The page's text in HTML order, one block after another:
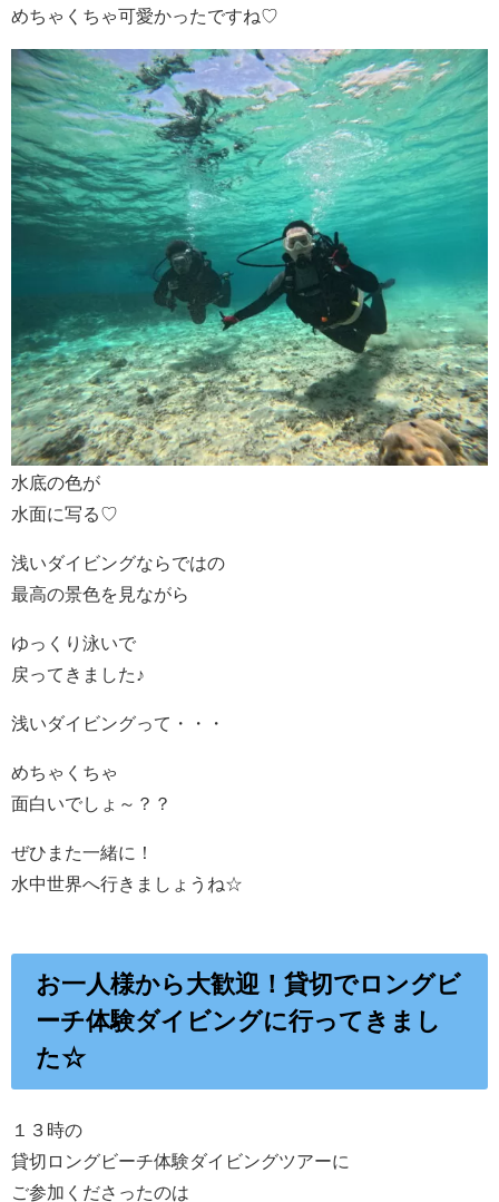
めちゃくちゃ可愛かったですね♡
水底の色が
水面に写る♡
浅いダイビングならではの
最高の景色を見ながら
ゆっくり泳いで
戻ってきました♪
浅いダイビングって・・・
めちゃくちゃ
面白いでしょ～？？
ぜひまた一緒に！
水中世界へ行きましょうね☆
お一人様から大歓迎！貸切でロングビ
ーチ体験ダイビングに行ってきまし
た☆
１３時の
貸切ロングビーチ体験ダイビングツアーに
ご参加くださったのは